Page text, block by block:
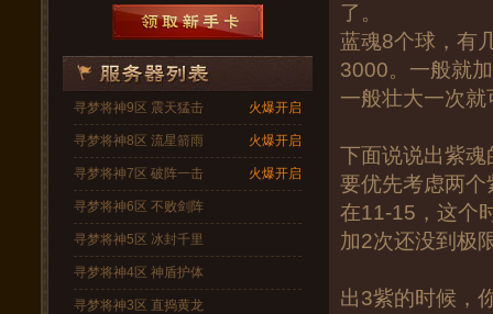
火爆开启
寻梦将神9区 震天猛击
火爆开启
寻梦将神8区 流星箭雨
火爆开启
寻梦将神7区 破阵一击
寻梦将神6区 不败剑阵
寻梦将神5区 冰封千里
寻梦将神4区 神盾护体
寻梦将神3区 直捣黄龙
了。
蓝魂8个球，有
3000。一般就
一般壮大一次
下面说说出紫
要优先考虑两
在11-15，这个
加2次还没到极
出3紫的时候，